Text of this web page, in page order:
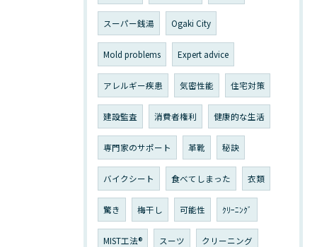
スーパー銭湯 Ogaki City
Mold problems Expert advice
アレルギー疾患 気密性能 住宅対策
建設監査 消費者権利 健康的な生活
専門家のサポート 革靴 秘訣
バイクシート 食べてしまった 衣類
驚き 梅干し 可能性 ｸﾘｰﾆﾝｸﾞ
MIST工法® スーツ クリーニング